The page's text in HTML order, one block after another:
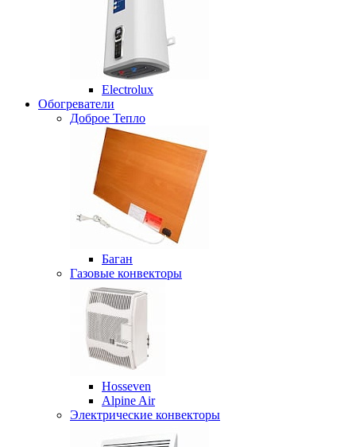
Electrolux
Обогреватели
Доброе Тепло
Баган
Газовые конвекторы
Hosseven
Alpine Air
Электрические конвекторы